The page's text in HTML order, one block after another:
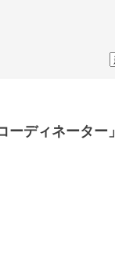
ーディネーター